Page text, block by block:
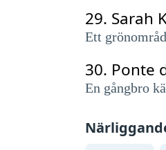
29. Sarah
Ett
30. Ponte
En gångbro